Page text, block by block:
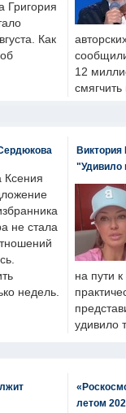
Григория
Как
12
Ксения
не стала
недель.
Виктория
"Удивило
на пути
удивило
летом